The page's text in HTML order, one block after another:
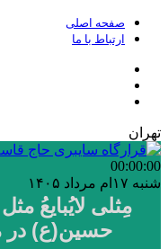
صفحه اصلی
ارتباط با ما
تهران
00:00:00
شنبه ۱۷ام مرداد ۱۴۰۵
مِثلی لایُبایعُ
حسین(ع) در